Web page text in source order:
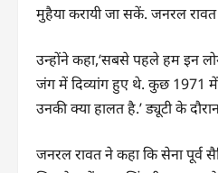
मुहैया करायी जा सकें. जनरल रावत
उन्होंने कहा,‘सबसे पहले हम इन
जंग में दिव्यांग हुए थे. कुछ 1971 में
उनकी क्या हालत है.’ ड्यूटी के
जनरल रावत ने कहा कि सेना पूर्व